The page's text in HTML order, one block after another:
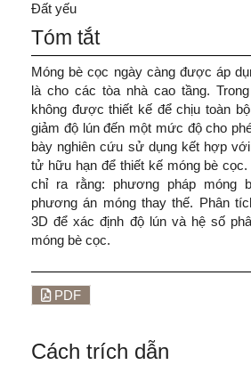
Đất yếu
Tóm tắt
Móng bè cọc ngày càng được áp
là cho các tòa nhà cao tầng.
không được thiết kế để chịu toàn
giảm độ lún đến một mức độ cho
bày nghiên cứu sử dụng kết hợp
tử hữu hạn để thiết kế móng bè
chỉ ra rằng: phương pháp móng
phương án móng thay thế. Phân
3D để xác định độ lún và hệ số
móng bè cọc.
PDF
Cách trích dẫn